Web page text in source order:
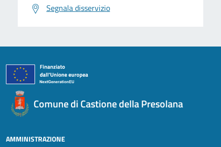
Segnala disservizio
Comune di Castione della Presolana
AMMINISTRAZIONE